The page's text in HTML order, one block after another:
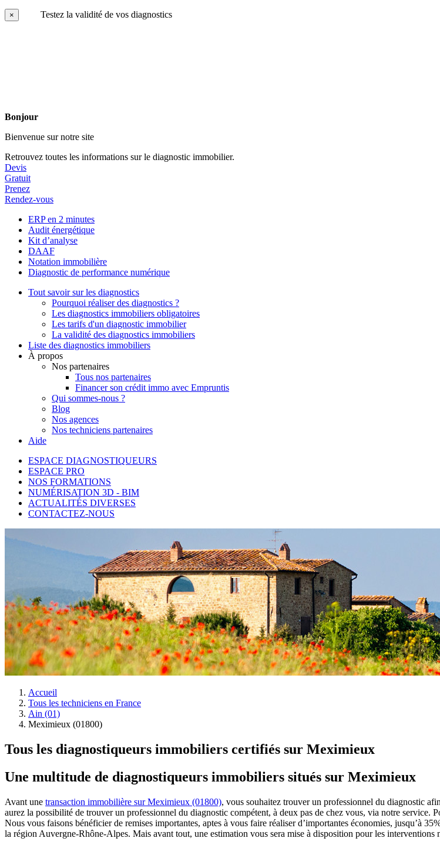
× Testez la validité de vos diagnostics
Bonjour
Bienvenue sur notre site
Retrouvez toutes les informations sur le diagnostic immobilier.
Devis
Gratuit
Prenez
Rendez-vous
ERP en 2 minutes
Audit énergétique
Kit d’analyse
DAAF
Notation immobilière
Diagnostic de performance numérique
Tout savoir sur les diagnostics
Pourquoi réaliser des diagnostics ?
Les diagnostics immobiliers obligatoires
Les tarifs d'un diagnostic immobilier
La validité des diagnostics immobiliers
Liste des diagnostics immobiliers
À propos
Nos partenaires
Tous nos partenaires
Financer son crédit immo avec Empruntis
Qui sommes-nous ?
Blog
Nos agences
Nos techniciens partenaires
Aide
ESPACE DIAGNOSTIQUEURS
ESPACE PRO
NOS FORMATIONS
NUMÉRISATION 3D - BIM
ACTUALITÉS DIVERSES
CONTACTEZ-NOUS
Accueil
Tous les techniciens en France
Ain (01)
Meximieux (01800)
Tous les diagnostiqueurs immobiliers certifiés sur Meximieux
Une multitude de diagnostiqueurs immobiliers situés sur Meximieux
Avant une transaction immobilière sur Meximieux (01800), vous souhaitez trouver un professionnel du diagnostic
aurez la possibilité de trouver un professionnel du diagnostic compétent, à deux pas de chez vous, via notre
Nous vous faisons bénéficier de remises importantes, aptes à vous faire réaliser d’importantes économies, jusqu’à
la région Auvergne-Rhône-Alpes. Mais avant tout, une estimation vous sera mise à disposition pour les interventions